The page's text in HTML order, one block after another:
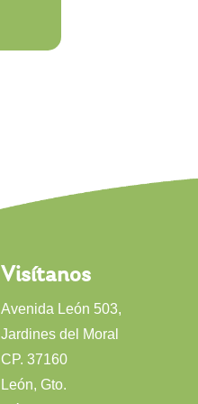
Visítanos
Avenida León 503,
Jardines del Moral
CP. 37160
León, Gto.